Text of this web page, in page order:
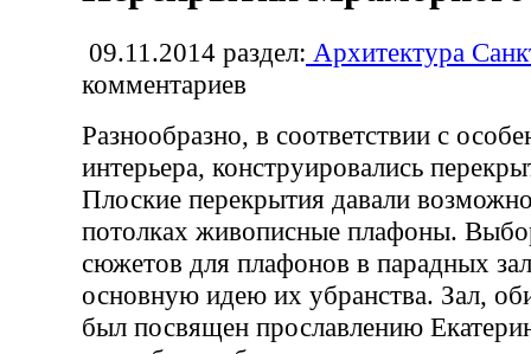
09.11.2014 раздел: Архитектура
комментариев
Разнообразно, в соответствии с
интерьера, конструировались
Плоские перекрытия давали
потолках живописные плафоны.
сюжетов для плафонов в парадных
основную идею их убранства. Зал,
был посвящен прославлению